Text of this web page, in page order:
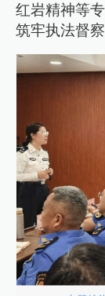
红岩精神等
筑牢执法督察